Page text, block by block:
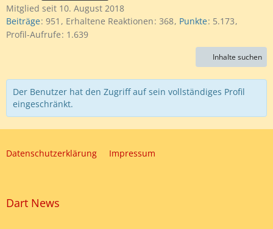
Mitglied seit 10. August 2018
Beiträge 951 Erhaltene Reaktionen 368 Punkte 5.173
Profil-Aufrufe 1.639
Inhalte suchen
Der Benutzer hat den Zugriff auf sein vollständiges Profil
eingeschränkt.
Datenschutzerklärung Impressum
Dart News